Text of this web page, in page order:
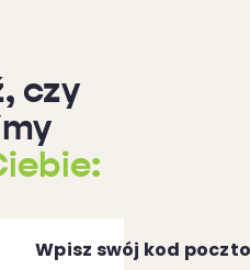
czy
Wpisz swój kod